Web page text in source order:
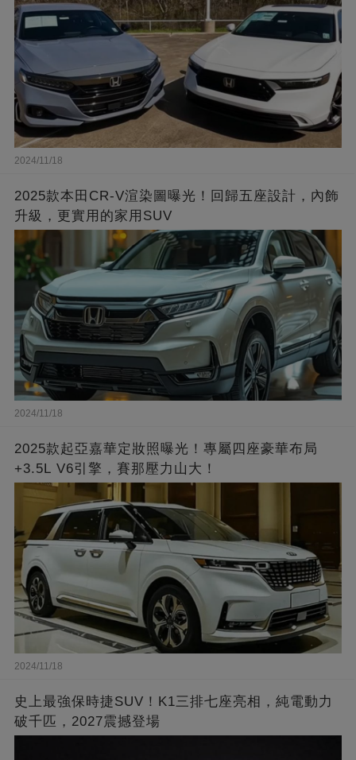
2024/11/18
2025款本田CR-V渲染圖曝光！回歸五座設計，內飾
升級，更實用的家用SUV
2024/11/18
2025款起亞嘉華定妝照曝光！專屬四座豪華布局
+3.5L V6引擎，賽那壓力山大！
2024/11/18
史上最強保時捷SUV！K1三排七座亮相，純電動力
破千匹，2027震撼登場